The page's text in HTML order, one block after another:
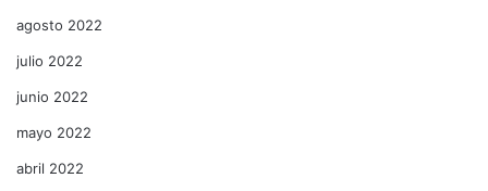
agosto 2022
julio 2022
junio 2022
mayo 2022
abril 2022